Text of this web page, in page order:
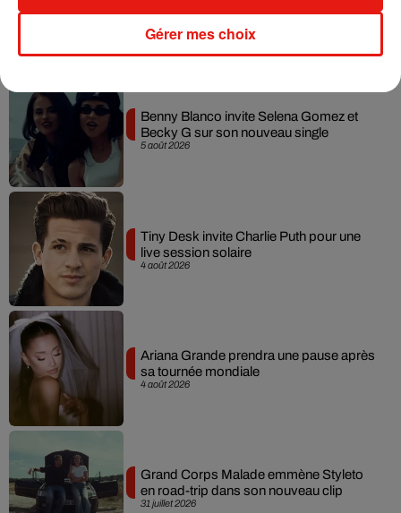
Musique
5 août 2026
Benny Blanco invite Selena Gomez et
Becky G sur son nouveau single
4 août 2026
Tiny Desk invite Charlie Puth pour une
live session solaire
4 août 2026
Ariana Grande prendra une pause après
sa tournée mondiale
31 juillet 2026
Grand Corps Malade emmène Styleto
en road-trip dans son nouveau clip
Gérer mes choix